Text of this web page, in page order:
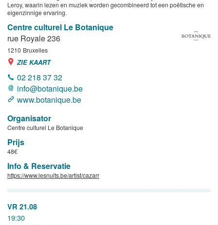
Leroy, waarin lezen en muziek worden gecombineerd tot een poëtische en
eigenzinnige ervaring.
Centre culturel Le Botanique
rue Royale 236
1210 Bruxelles
ZIE KAART
02 218 37 32
info@botanique.be
www.botanique.be
Organisator
Centre culturel Le Botanique
Prijs
48€
Info & Reservatie
https://www.lesnuits.be/artist/cazarr
VR 21.08
19:30